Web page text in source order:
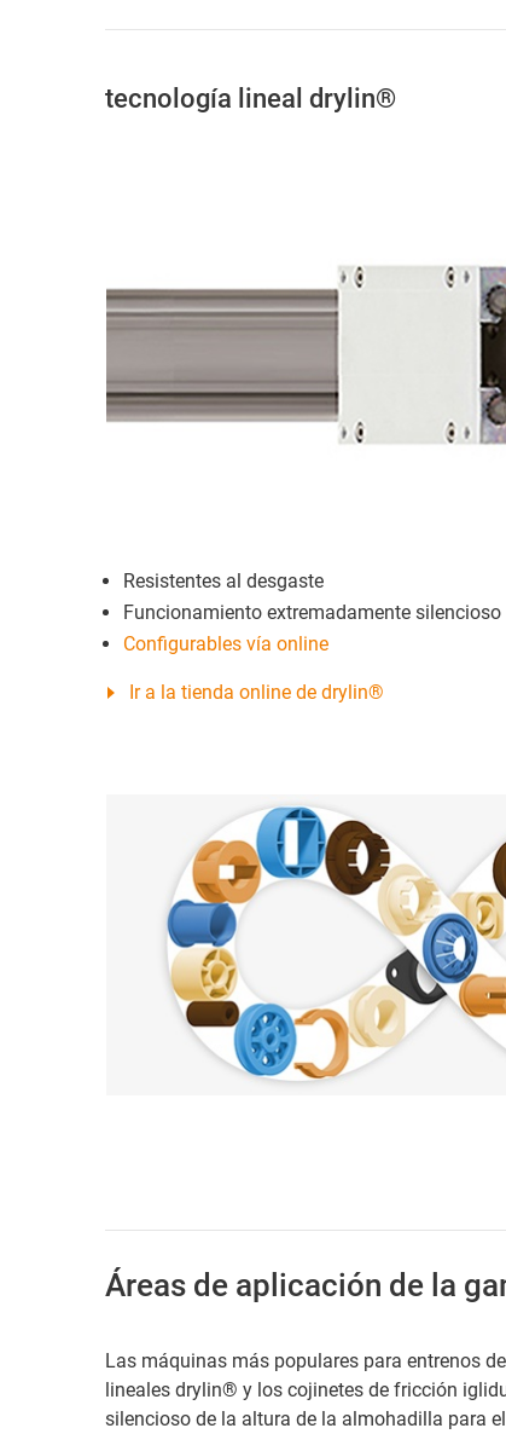
tecnología lineal drylin®
Resistentes al desgaste
Funcionamiento extremadamente silencioso
Configurables vía online
Ir a la tienda online de drylin®
Áreas de aplicación de la
Las máquinas más populares para entrenos
lineales drylin® y los cojinetes de fricción
silencioso de la altura de la almohadilla para